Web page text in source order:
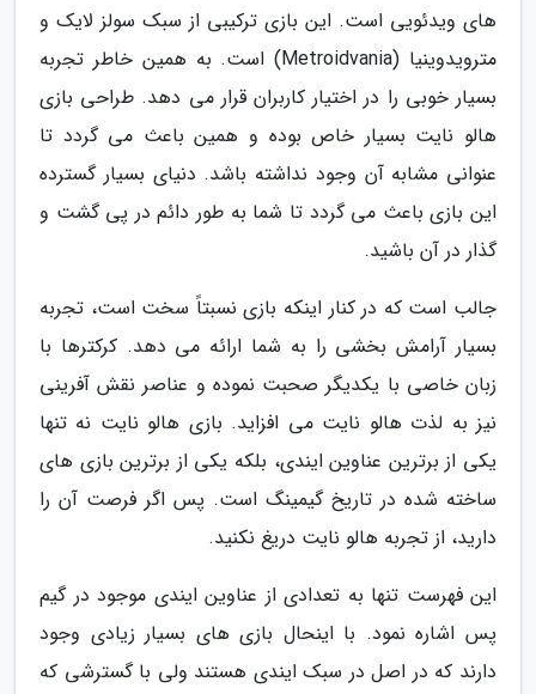
های ویدئویی است. این بازی ترکیبی از سبک سولز لایک و
مترویدوینیا (Metroidvania) است. به همین خاطر تجربه
بسیار خوبی را در اختیار کاربران قرار می دهد. طراحی بازی
هالو نایت بسیار خاص بوده و همین باعث می گردد تا
عنوانی مشابه آن وجود نداشته باشد. دنیای بسیار گسترده
این بازی باعث می گردد تا شما به طور دائم در پی گشت و
گذار در آن باشید.
جالب است که در کنار اینکه بازی نسبتاً سخت است، تجربه
بسیار آرامش بخشی را به شما ارائه می دهد. کرکترها با
زبان خاصی با یکدیگر صحبت نموده و عناصر نقش آفرینی
نیز به لذت هالو نایت می افزاید. بازی هالو نایت نه تنها
یکی از برترین عناوین ایندی، بلکه یکی از برترین بازی های
ساخته شده در تاریخ گیمینگ است. پس اگر فرصت آن را
دارید، از تجربه هالو نایت دریغ نکنید.
این فهرست تنها به تعدادی از عناوین ایندی موجود در گیم
پس اشاره نمود. با اینحال بازی های بسیار زیادی وجود
دارند که در اصل در سبک ایندی هستند ولی با گسترشی که